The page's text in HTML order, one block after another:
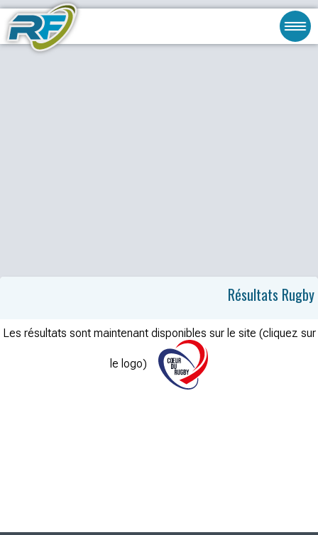
Résultats Rugby
Les résultats sont maintenant disponibles sur le site (cliquez sur
le logo)